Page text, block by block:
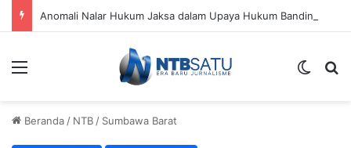
Menu
Beranda / NTB / Sumbawa Barat